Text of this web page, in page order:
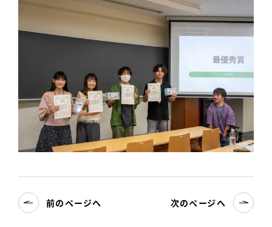
前のページへ 次のページへ